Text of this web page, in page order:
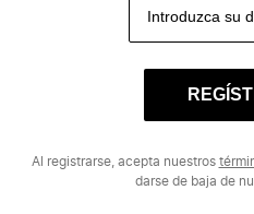
Al registrarse, acepta nuestros
darse de baja de